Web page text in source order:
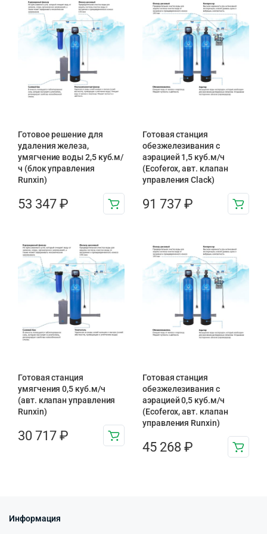
Готовое решение для
удаления железа,
умягчение воды 2,5 куб.м/
ч (блок управления
Runxin)
53 347 ₽
Готовая станция
обезжелезивания c
аэрацией 1,5 куб.м/ч
(Ecoferox, авт. клапан
управления Clack)
91 737 ₽
Готовая станция
умягчения 0,5 куб.м/ч
(авт. клапан управления
Runxin)
30 717 ₽
Готовая станция
обезжелезивания c
аэрацией 0,5 куб.м/ч
(Ecoferox, авт. клапан
управления Runxin)
45 268 ₽
Информация